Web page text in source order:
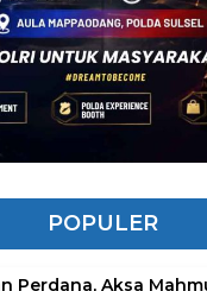
POPULER
Perdana, Aksa